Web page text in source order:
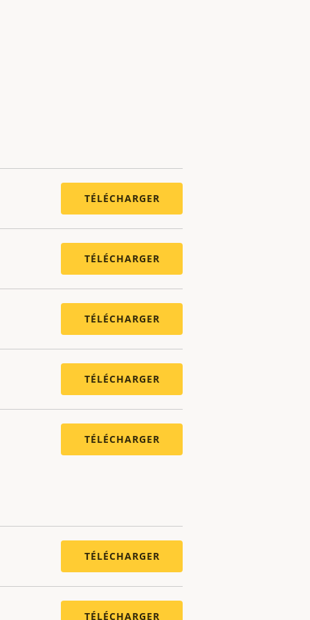
TÉLÉCHARGER
TÉLÉCHARGER
TÉLÉCHARGER
TÉLÉCHARGER
TÉLÉCHARGER
TÉLÉCHARGER
TÉLÉCHARGER